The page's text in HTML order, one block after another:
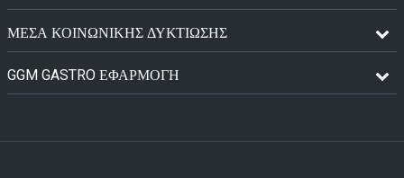
ΜΈΣΑ ΚΟΙΝΩΝΙΚΉΣ ΔΥΚΤΊΩΣΗΣ
GGM GASTRO ΕΦΑΡΜΟΓΉ